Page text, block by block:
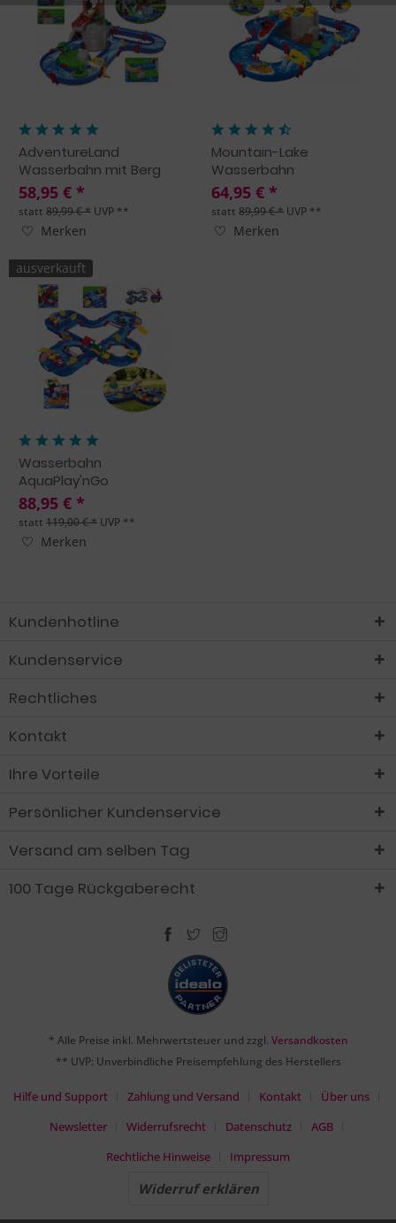
AdventureLand
Wasserbahn mit Berg
und...
58,95 € *
statt89,99 € * UVP **
Merken
Mountain-Lake
Wasserbahn
64,95 € *
statt89,99 € * UVP **
Merken
ausverkauft
Wasserbahn
AquaPlay'nGo
88,95 € *
statt119,00 € * UVP **
Merken
Kundenhotline
Kundenservice
Rechtliches
Kontakt
Ihre Vorteile
Persönlicher Kundenservice
Versand am selben Tag
100 Tage Rückgaberecht
* Alle Preise inkl. Mehrwertsteuer und zzgl. Versandkosten
** UVP: Unverbindliche Preisempfehlung des Herstellers
Hilfe und Support Zahlung und Versand Kontakt
Über uns
Newsletter
Widerrufsrecht Datenschutz
AGB
Rechtliche Hinweise
Impressum
Widerruf erklären